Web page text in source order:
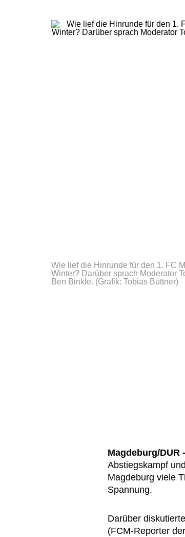
Wie lief die Hinrunde für den 1. FC
Winter? Darüber sprach Moderator
Ben Binkle. (Grafik: Tobias Büttner)
Magdeburg/DUR -
Abstiegskampf
Magdeburg viele
Spannung.
Darüber
(FCM-Reporter